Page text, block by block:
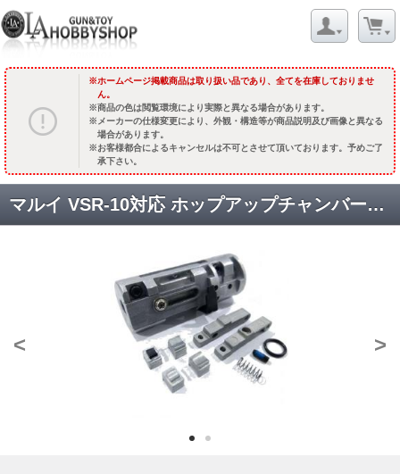
ホームページ掲載商品は取り扱い品であり、全てを在庫しておりませ
ん。
商品の色は閲覧環境により実際と異なる場合があります。
メーカーの仕様変更により、外観・構造等が商品説明及び画像と異なる
場合があります。
お客様都合によるキャンセルは不可とさせて頂いております。予めご了
承下さい。
マルイ VSR-10対応 ホップアップチャンバー2.0 [MLC-VSR-CH2] [取寄:長納期]
< >